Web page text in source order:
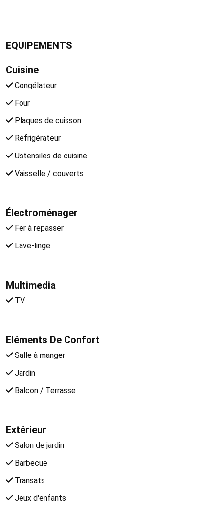
EQUIPEMENTS
Cuisine
Congélateur
Four
Plaques de cuisson
Réfrigérateur
Ustensiles de cuisine
Vaisselle / couverts
Électroménager
Fer à repasser
Lave-linge
Multimedia
TV
Eléments De Confort
Salle à manger
Jardin
Balcon / Terrasse
Extérieur
Salon de jardin
Barbecue
Transats
Jeux d'enfants